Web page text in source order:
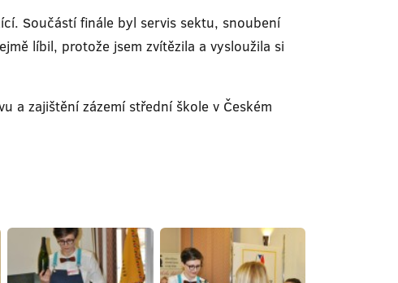
Součástí finále byl servis sektu, snoubení
líbil, protože jsem zvítězila a vysloužila si
a zajištění zázemí střední škole v Českém